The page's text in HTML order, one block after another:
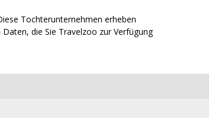
Tochterunternehmen erheben
die Sie Travelzoo zur Verfügung